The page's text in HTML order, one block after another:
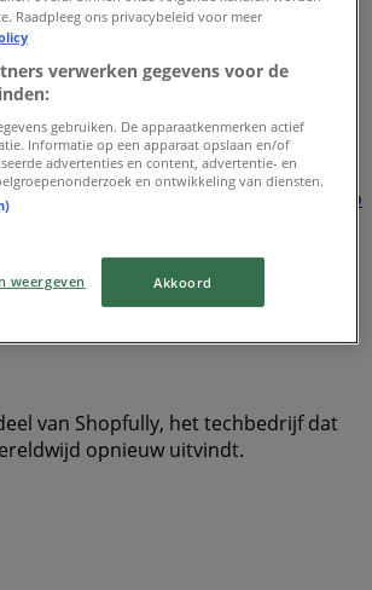
Aldi Kruidvat Nettorama
Vomar Hoogvliet
Dekamarkt
Scapino
Hubo
Decathlon Expert Etos
Markt Primera
Makro
Praxis Naanhof
Ter Stal
van Shopfully, het techbedrijf dat
opnieuw uitvindt.
Raadpleeg ons privacybeleid voor meer
verwerken gegevens voor de
gebruiken. De apparaatkenmerken actief
Informatie op een apparaat opslaan en/of
advertenties en content, advertentie- en
en ontwikkeling van diensten.
weergeven Akkoord